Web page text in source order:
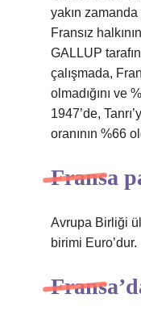
yakın
Fransız
GALLUP
çalışmada,
olmadığını ve
1947’de,
oranının %66
Fransa
Avrupa Birliği
birimi Euro’dur.